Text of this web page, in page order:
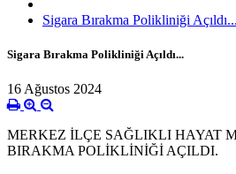
Sigara Bırakma Polikliniği Açıldı...
Sigara Bırakma Polikliniği Açıldı...
16 Ağustos 2024
MERKEZ İLÇE SAĞLIKLI HAYAT
BIRAKMA POLİKLİNİĞİ AÇILDI.